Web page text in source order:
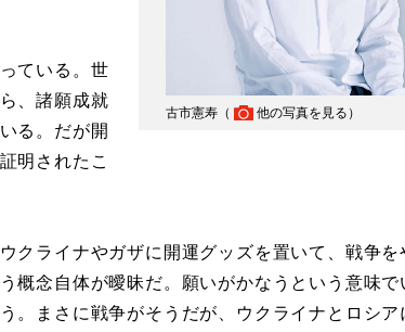
古市憲寿（ 他の写真を見る ）
ている。世
、諸願成就
る。だが開
明されたこ
クライナやガザに開運グッズを置いて、戦争を
概念自体が曖昧だ。願いがかなうという意味で
。まさに戦争がそうだが、ウクライナとロシア